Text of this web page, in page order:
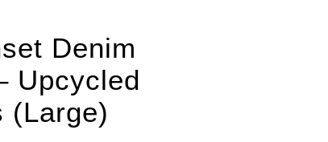
Denim
Upcycled
(Large)